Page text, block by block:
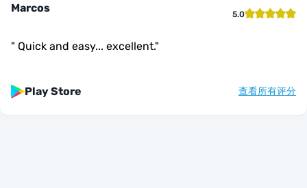
Marcos 5.0
" Quick and easy... excellent."
Play Store 查看所有评分